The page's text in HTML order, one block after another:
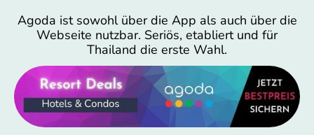
Agoda ist sowohl über die App als auch über die
Webseite nutzbar. Seriös, etabliert und für
Thailand die erste Wahl.